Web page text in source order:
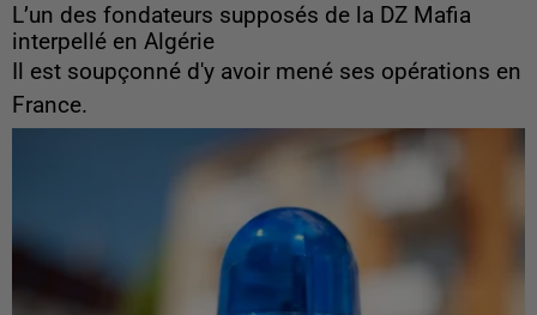
L’un des fondateurs supposés de la DZ Mafia
interpellé en Algérie
Il est soupçonné d'y avoir mené ses opérations en
France.